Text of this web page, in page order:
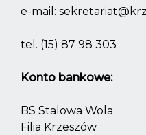
e-mail:
tel. (15) 87 98 303
Konto bankowe:
BS Stalowa Wola
Filia Krzeszów